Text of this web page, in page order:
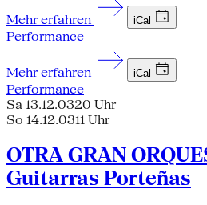
Mehr erfahren iCal
Performance
Mehr erfahren iCal
Performance
Sa 13.12.0320 Uhr
So 14.12.0311 Uhr
OTRA GRAN
Guitarras Porteñas